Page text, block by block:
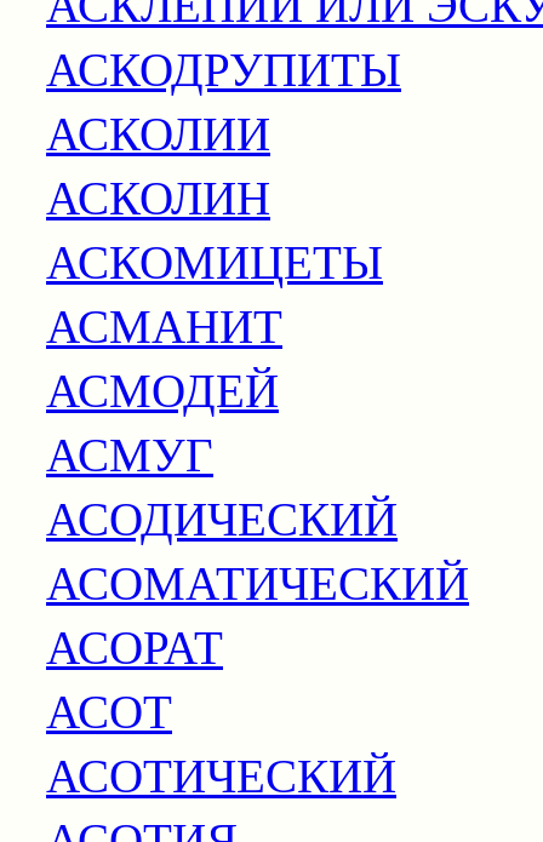
АСКОДРУПИТЫ
АСКОЛИИ
АСКОЛИН
АСКОМИЦЕТЫ
АСМАНИТ
АСМОДЕЙ
АСМУГ
АСОДИЧЕСКИЙ
АСОМАТИЧЕСКИЙ
АСОРАТ
АСОТ
АСОТИЧЕСКИЙ